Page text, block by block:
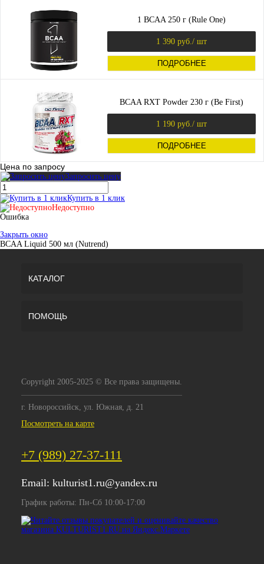
1 BCAA 250 г (Rule One)
1 390 руб. / шт
ПОДРОБНЕЕ
BCAA RXT Powder 230 г (Be First)
1 190 руб. / шт
ПОДРОБНЕЕ
Цена по запросу
Запросить цену
Купить в 1 клик
Недоступно
Ошибка
Закрыть окно
BCAA Liquid 500 мл (Nutrend)
КАТАЛОГ
ПОМОЩЬ
Copyright 2005-2025 © Все права защищены.
г. Новороссийск, ул. Южная, д. 21
Посмотреть на карте
+7 (989) 27-37-111
Email: kulturist1.ru@yandex.ru
График работы: Пн-Сб 10:00-17:00